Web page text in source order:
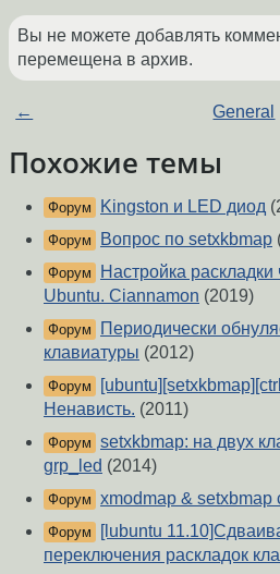
Вы не можете добавлять
перемещена в архив.
← General
Похожие темы
Форум Kingston и LED диод
Форум Вопрос по setxkbmap
Форум
Настройка
Ubuntu. Ciannamon (2019)
Форум
Периодически
клавиатуры (2012)
Форум
Ненависть. (2011)
Форум setxkbmap: на двух
grp_led (2014)
Форум xmodmap & setxbmap
Форум
[lubuntu
переключения раскладок